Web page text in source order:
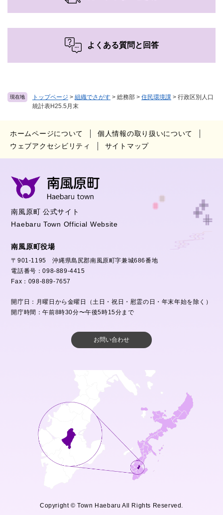
現在地 トップページ > 組織でさがす > 総務部 > 住民環境課 > 行政区別人口
統計表H25.5月末
よくある質問と回答
ホームページについて
個人情報の取り扱いについて
ウェブアクセシビリティ
サイトマップ
南風原町 公式サイト
Haebaru Town Official Website
南風原町役場
〒901-1195 沖縄県島尻郡南風原町字兼城686番地
電話番号：098-889-4415
Fax：098-889-7657
開庁日：月曜日から金曜日（土日・祝日・慰霊の日・年末年始を除く）
開庁時間：午前8時30分〜午後5時15分まで
お問い合わせ
Copyright © Town Haebaru All Rights Reserved.